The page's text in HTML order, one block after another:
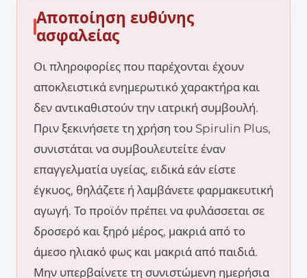
Αποποίηση ευθύνης
ασφαλείας
Οι πληροφορίες που παρέχονται έχουν
αποκλειστικά ενημερωτικό χαρακτήρα και
δεν αντικαθιστούν την ιατρική συμβουλή.
Πριν ξεκινήσετε τη χρήση του Spirulin Plus,
συνιστάται να συμβουλευτείτε έναν
επαγγελματία υγείας, ειδικά εάν είστε
έγκυος, θηλάζετε ή λαμβάνετε φαρμακευτική
αγωγή. Το προϊόν πρέπει να φυλάσσεται σε
δροσερό και ξηρό μέρος, μακριά από το
άμεσο ηλιακό φως και μακριά από παιδιά.
Μην υπερβαίνετε τη συνιστώμενη ημερήσια